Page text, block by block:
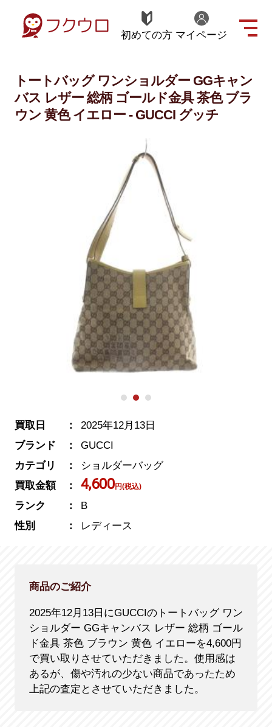
初めての方 マイページ
トートバッグ ワンショルダー GGキャン
バス レザー 総柄 ゴールド金具 茶色 ブラ
ウン 黄色 イエロー - GUCCI グッチ
買取日
2025年12月13日
ブランド
GUCCI
カテゴリ
ショルダーバッグ
買取金額
4,600円(税込)
ランク
B
性別
レディース
商品のご紹介
2025年12月13日にGUCCIのトートバッグ ワン
ショルダー GGキャンバス レザー 総柄 ゴール
ド金具 茶色 ブラウン 黄色 イエローを4,600円
で買い取りさせていただきました。使用感は
あるが、傷や汚れの少ない商品であったため
上記の査定とさせていただきました。